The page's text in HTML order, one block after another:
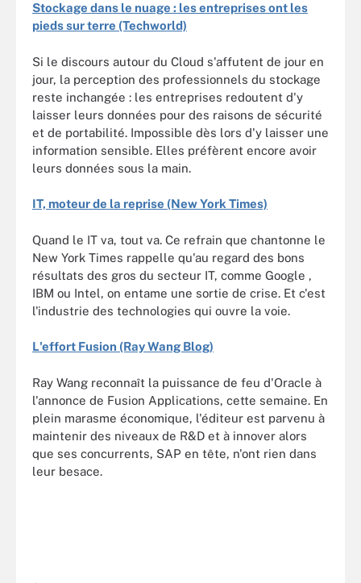
Stockage dans le nuage : les entreprises ont les
pieds sur terre (Techworld)
Si le discours autour du Cloud s'affutent de jour en
jour, la perception des professionnels du stockage
reste inchangée : les entreprises redoutent d'y
laisser leurs données pour des raisons de sécurité
et de portabilité. Impossible dès lors d'y laisser une
information sensible. Elles préfèrent encore avoir
leurs données sous la main.
IT, moteur de la reprise (New York Times)
Quand le IT va, tout va. Ce refrain que chantonne le
New York Times rappelle qu'au regard des bons
résultats des gros du secteur IT, comme Google ,
IBM ou Intel, on entame une sortie de crise. Et c'est
l'industrie des technologies qui ouvre la voie.
L'effort Fusion (Ray Wang Blog)
Ray Wang reconnaît la puissance de feu d'Oracle à
l'annonce de Fusion Applications, cette semaine. En
plein marasme économique, l'éditeur est parvenu à
maintenir des niveaux de R&D et à innover alors
que ses concurrents, SAP en tête, n'ont rien dans
leur besace.